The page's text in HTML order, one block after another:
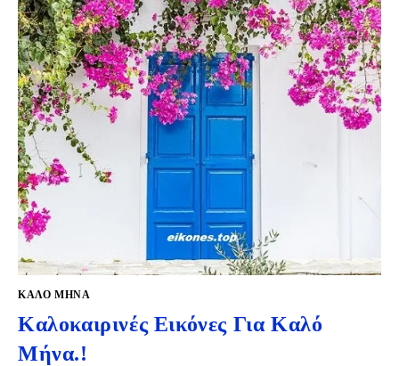
ΚΑΛΟ ΜΗΝΑ
Καλοκαιρινές Εικόνες Για Καλό
Μήνα.!